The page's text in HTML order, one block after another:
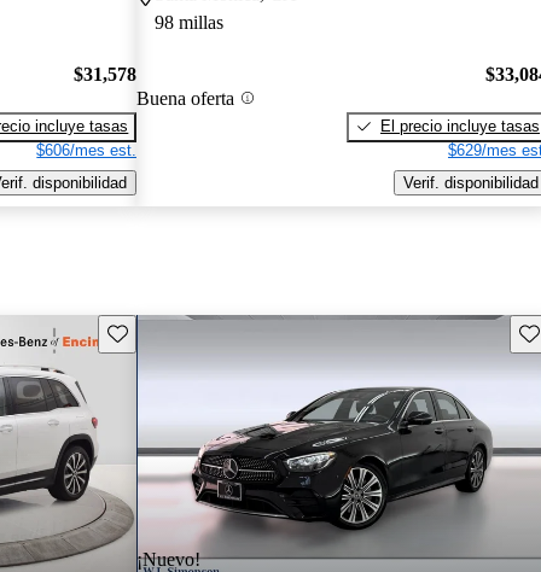
$31,578
incluye tasas
$606/mes est.
disponibilidad
98 millas
Buena oferta
El precio incluye tasas
$629/mes
Verif. disponibilidad
Guarda este Aviso
¡Nuevo!